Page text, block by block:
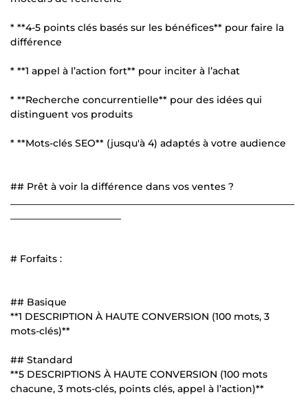
* **4-5 points clés basés sur les bénéfices** pour faire la
différence
* **1 appel à l’action fort** pour inciter à l’achat
* **Recherche concurrentielle** pour des idées qui
distinguent vos produits
* **Mots-clés SEO** (jusqu'à 4) adaptés à votre audience
## Prêt à voir la différence dans vos ventes ?
# Forfaits :
## Basique
**1 DESCRIPTION À HAUTE CONVERSION (100 mots, 3
mots-clés)**
## Standard
**5 DESCRIPTIONS À HAUTE CONVERSION (100 mots
chacune, 3 mots-clés, points clés, appel à l’action)**